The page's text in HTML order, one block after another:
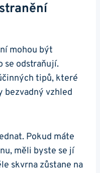
mohou⁣ být
se odstraňují.
tipů, které
bezvadný vzhled
Pokud máte
měli byste se jí
skvrna⁣ zůstane na